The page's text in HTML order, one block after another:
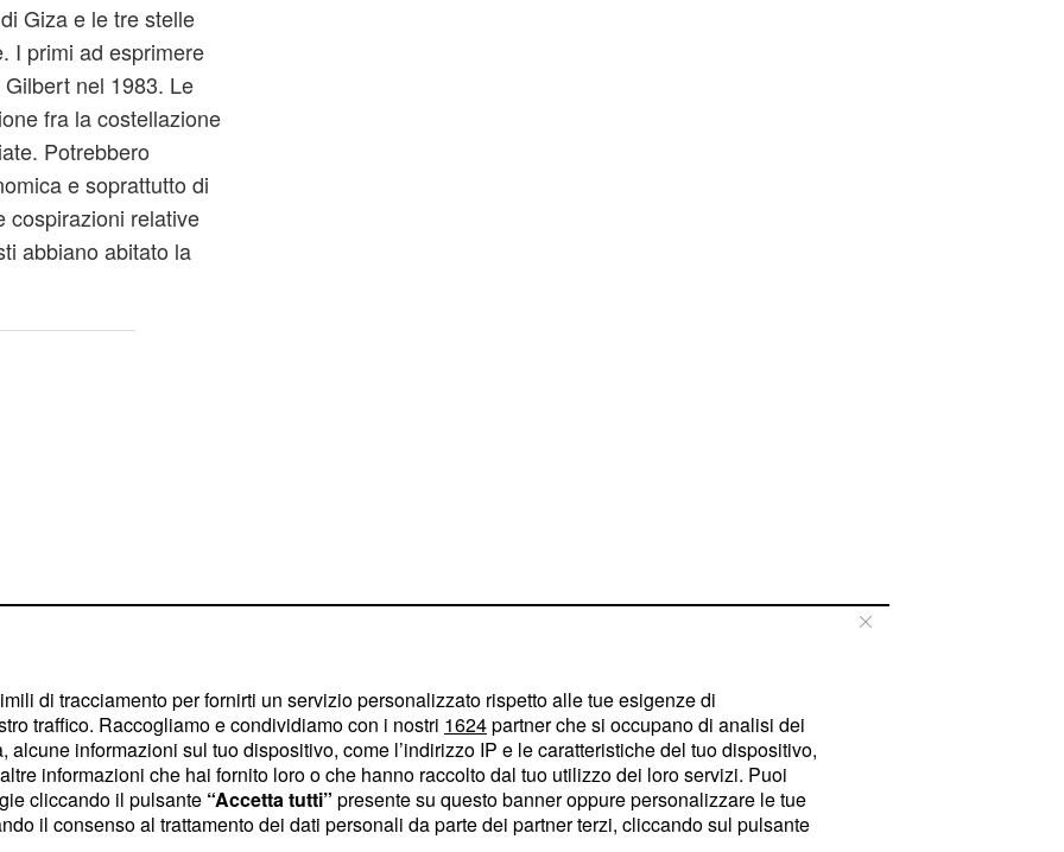
Giza e le tre stelle
I primi ad esprimere
nel 1983. Le
fra la costellazione
Potrebbero
e soprattutto di
cospirazioni relative
abbiano abitato la
il professor
ha dimostrato che in
di tracciamento per fornirti un servizio personalizzato rispetto alle tue esigenze di
traffico. Raccogliamo e condividiamo con i nostri 1624partner che si occupano di analisi dei
informazioni sul tuo dispositivo, come l’indirizzo IP e le caratteristiche del tuo dispositivo,
informazioni che hai fornito loro o che hanno raccolto dal tuo utilizzo dei loro servizi. Puoi
cliccando il pulsante “Accetta tutti” presente su questo banner oppure personalizzare le tue
il consenso al trattamento dei dati personali da parte dei partner terzi, cliccando sul pulsante